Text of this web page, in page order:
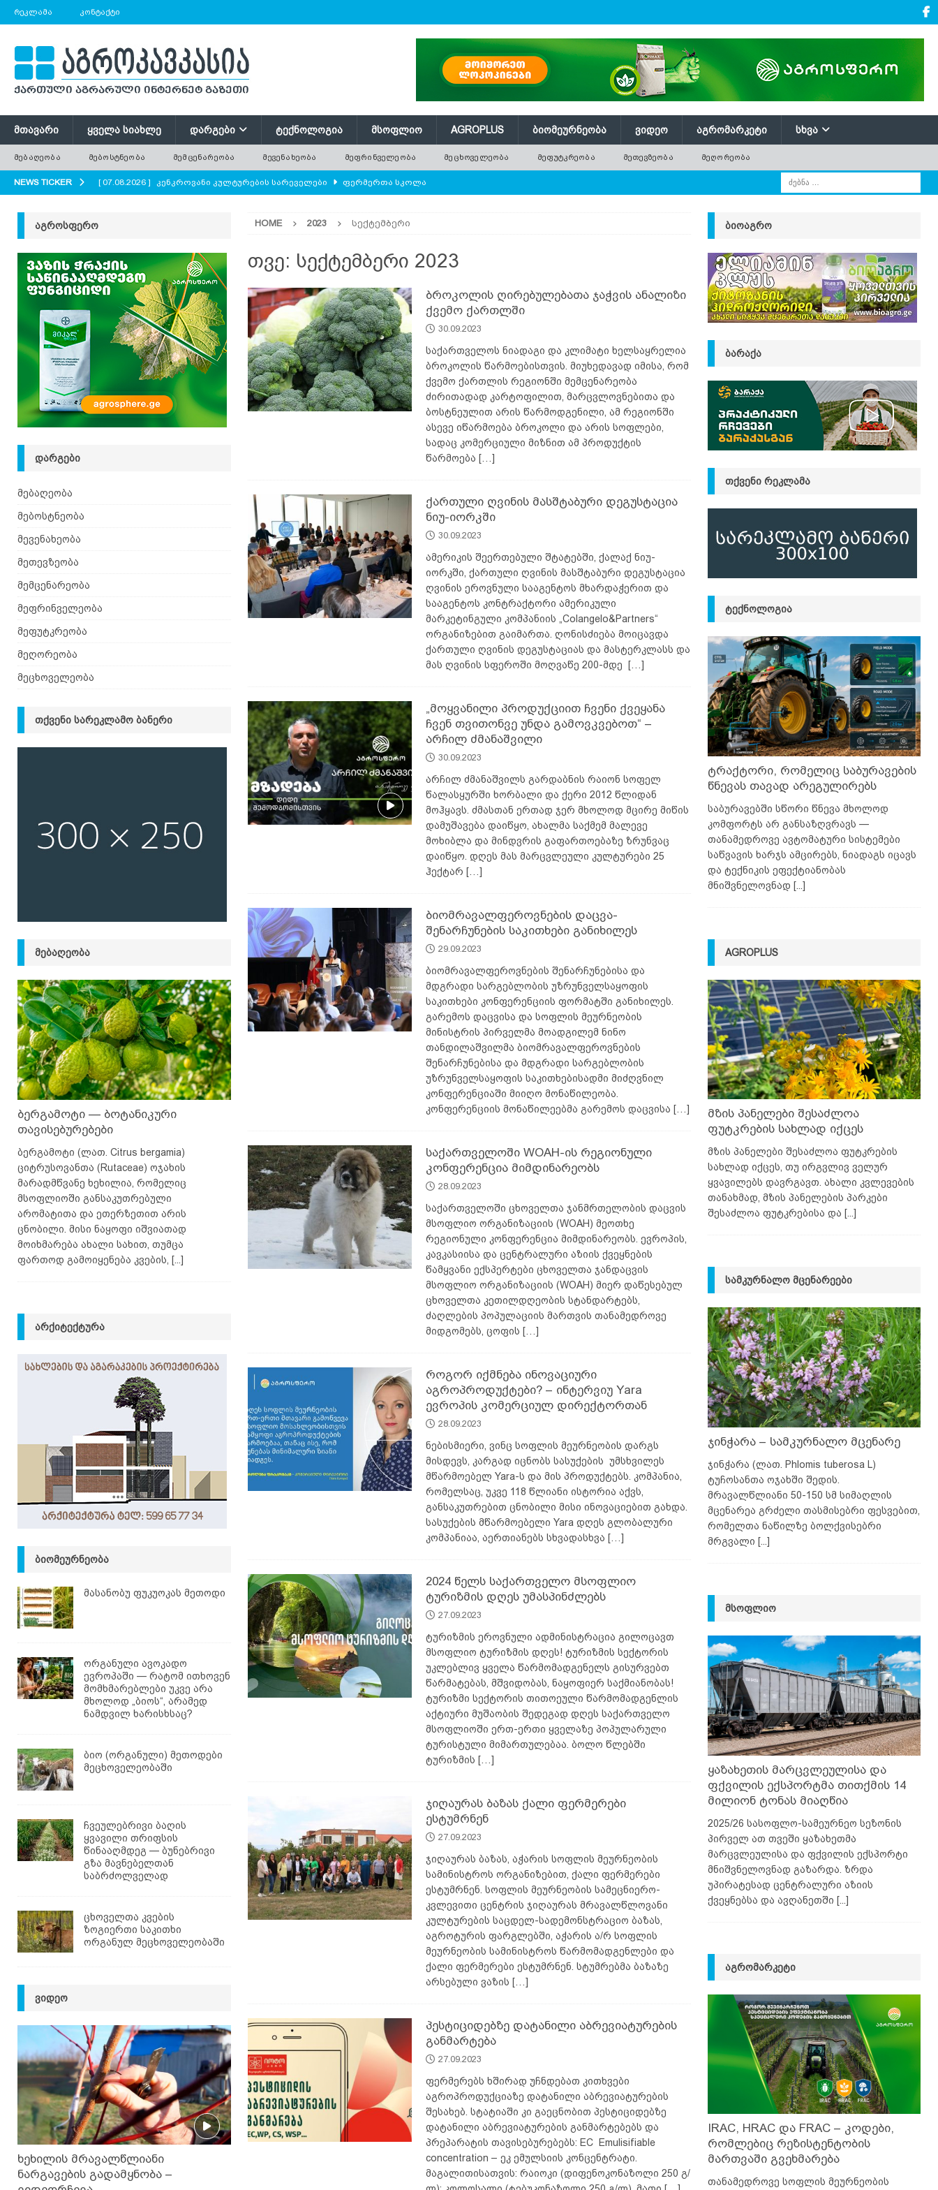
ᲠᲔᲙᲚᲐᲛᲐ ᲙᲝᲜᲢᲐᲥᲢᲘ
ᲛᲗᲐᲕᲐᲠᲘ ᲧᲕᲔᲚᲐ ᲡᲘᲐᲮᲚᲔ ᲓᲐᲠᲒᲔᲑᲘ ᲢᲔᲥᲜᲝᲚᲝᲒᲘᲐ ᲛᲡᲝᲤᲚᲘᲝ AGROPLUS ᲑᲘᲝᲛᲔᲣᲠᲜᲔᲝᲑᲐ ᲕᲘᲓᲔᲝ ᲐᲒᲠᲝᲛᲐᲠᲙᲔᲢᲘ ᲡᲮᲕᲐ
ᲛᲔᲑᲐᲦᲔᲝᲑᲐ ᲛᲔᲑᲝᲡᲢᲜᲔᲝᲑᲐ ᲛᲔᲛᲪᲔᲜᲐᲠᲔᲝᲑᲐ ᲛᲔᲕᲔᲜᲐᲮᲔᲝᲑᲐ ᲛᲔᲤᲠᲘᲜᲕᲔᲚᲔᲝᲑᲐ ᲛᲔᲪᲮᲝᲕᲔᲚᲔᲝᲑᲐ ᲛᲔᲤᲣᲢᲙᲠᲔᲝᲑᲐ ᲛᲔᲗᲔᲕᲖᲔᲝᲑᲐ ᲛᲔᲦᲝᲠᲔᲝᲑᲐ
NEWS TICKER [ 07.08.2026 ] კენკროვანი კულტურების სარეველები ᲤᲔᲠᲛᲔᲠᲗᲐ ᲡᲙᲝᲚᲐ
რატომ ტოვებენ ფერმერები მინდორში გამხმარ ხეებს?
[ 07.08.2026 ] გნოლის ბიოლოგიური თავისებურებები და პროდუქტიულობა ᲛᲔᲤᲠᲘᲜᲕᲔᲚᲔᲝᲑᲐ
[ 07.08.2026 ] პოლონეთში ხილის მოსავლის მნიშვნელოვან შემცირებას პროგნოზირებენ
HOME 2023 სექტემბერი
თვე: სექტემბერი 2023
ბროკოლის ღირებულებათა ჯაჭვის ანალიზი
ქვემო ქართლში
30.09.2023
საქართველოს ნიადაგი და კლიმატი ხელსაყრელია
ბროკოლის წარმოებისთვის. მიუხედავად იმისა, რომ
ქვემო ქართლის რეგიონში მემცენარეობა
ძირითადად კარტოფილით, მარცვლოვნებითა და
ბოსტნეულით არის წარმოდგენილი, ამ რეგიონში
ასევე იწარმოება ბროკოლი და არის სოფლები,
სადაც კომერციული მიზნით ამ პროდუქტის
წარმოება […]
ქართული ღვინის მასშტაბური დეგუსტაცია
ნიუ-იორკში
30.09.2023
ამერიკის შეერთებული შტატებში, ქალაქ ნიუ-
იორკში, ქართული ღვინის მასშტაბური დეგუსტაცია
ღვინის ეროვნული სააგენტოს მხარდაჭერით და
სააგენტოს კონტრაქტორი ამერიკული
მარკეტინგული კომპანიის „Colangelo&Partners“
ორგანიზებით გაიმართა. ღონისძიება მოიცავდა
ქართული ღვინის დეგუსტაციას და მასტერკლასს და
მას ღვინის სფეროში მოღვაწე 200-მდე
[…]
„მოყვანილი პროდუქციით ჩვენი ქვეყანა
ჩვენ თვითონვე უნდა გამოვკვებოთ“ –
არჩილ ძმანაშვილი
30.09.2023
არჩილ ძმანაშვილს გარდაბნის რაიონ სოფელ
წალასყურში ხორბალი და ქერი 2012 წლიდან
მოჰყავს. ძმასთან ერთად ჯერ მხოლოდ მცირე მიწის
დამუშავება დაიწყო, ახალმა საქმემ მალევე
მოხიბლა და მინდვრის გაფართოებაზე ზრუნვაც
დაიწყო. დღეს მას მარცვლეული კულტურები 25
ჰექტარ […]
ბიომრავალფეროვნების დაცვა-
შენარჩუნების საკითხები განიხილეს
29.09.2023
ბიომრავალფეროვნების შენარჩუნებისა და
მდგრადი სარგებლობის უზრუნველსაყოფის
საკითხები კონფერენციის ფორმატში განიხილეს.
გარემოს დაცვისა და სოფლის მეურნეობის
მინისტრის პირველმა მოადგილემ ნინო
თანდილაშვილმა ბიომრავალფეროვნების
შენარჩუნებისა და მდგრადი სარგებლობის
უზრუნველსაყოფის საკითხებისადმი მიძღვნილ
კონფერენციაში მიიღო მონაწილეობა.
კონფერენციის მონაწილეებმა გარემოს დაცვისა […]
საქართველოში WOAH-ის რეგიონული
კონფერენცია მიმდინარეობს
28.09.2023
საქართველოში ცხოველთა ჯანმრთელობის დაცვის
მსოფლიო ორგანიზაციის (WOAH) მეოთხე
რეგიონული კონფერენცია მიმდინარეობს. ევროპის,
კავკასიისა და ცენტრალური აზიის ქვეყნების
წამყვანი ექსპერტები ცხოველთა ჯანდაცვის
მსოფლიო ორგანიზაციის (WOAH) მიერ დაწესებულ
ცხოველთა კეთილდღეობის სტანდარტებს,
ძაღლების პოპულაციის მართვის თანამედროვე
მიდგომებს, ცოფის […]
როგორ იქმნება ინოვაციური
აგროპროდუქტები? – ინტერვიუ Yara
ევროპის კომერციულ დირექტორთან
28.09.2023
ნებისმიერი, ვინც სოფლის მეურნეობის დარგს
მისდევს, კარგად იცნობს სასუქების უმსხვილეს
მწარმოებელ Yara-ს და მის პროდუქტებს. კომპანია,
რომელსაც, უკვე 118 წლიანი ისტორია აქვს,
განსაკუთრებით ცნობილი მისი ინოვაციებით გახდა.
სასუქების მწარმოებელი Yara დღეს გლობალური
კომპანიაა, აერთიანებს სხვადასხვა […]
2024 წელს საქართველო მსოფლიო
ტურიზმის დღეს უმასპინძლებს
27.09.2023
ტურიზმის ეროვნული ადმინისტრაცია გილოცავთ
მსოფლიო ტურიზმის დღეს! ტურიზმის სექტორის
უკლებლივ ყველა წარმომადგენელს გისურვებთ
წარმატებას, მშვიდობას, ნაყოფიერ საქმიანობას!
ტურიზმი სექტორის თითოეული წარმომადგენლის
აქტიური მუშაობის შედეგად დღეს საქართველო
მსოფლიოში ერთ-ერთი ყველაზე პოპულარული
ტურისტული მიმართულებაა. ბოლო წლებში
ტურიზმის […]
ჯიღაურას ბაზას ქალი ფერმერები
ესტუმრნენ
27.09.2023
ჯიღაურას ბაზას, აჭარის სოფლის მეურნეობის
სამინისტროს ორგანიზებით, ქალი ფერმერები
ესტუმრნენ. სოფლის მეურნეობის სამეცნიერო-
კვლევითი ცენტრის ჯიღაურას მრავალწლოვანი
კულტურების საცდელ-სადემონსტრაციო ბაზას,
აგროტურის ფარგლებში, აჭარის ა/რ სოფლის
მეურნეობის სამინისტროს წარმომადგენლები და
ქალი ფერმერები ესტუმრნენ. სტუმრებმა ბაზაზე
არსებული ვაზის […]
პესტიციდებზე დატანილი აბრევიატურების
განმარტება
27.09.2023
ფერმერებს ხშირად უჩნდებათ კითხვები
აგროპროდუქციაზე დატანილი აბრევიატურების
შესახებ. სტატიაში კი გაეცნობით პესტიციდებზე
დატანილი აბრევიატურების განმარტებებს და
პრეპარატის თავისებურებებს: EC Emulisifiable
concentration – ეკ ემულსიის კონცენტრატი.
მაგალითისათვის: რაიოკი (დიფენოკონაზოლი 250 გ/
ᲐᲒᲠᲝᲡᲤᲔᲠᲝ
ᲓᲐᲠᲒᲔᲑᲘ
მებაღეობა
მებოსტნეობა
მევენახეობა
მეთევზეობა
მემცენარეობა
მეფრინველეობა
მეფუტკრეობა
მეღორეობა
მეცხოველეობა
ᲗᲥᲕᲔᲜᲘ ᲡᲐᲠᲔᲙᲚᲐᲛᲝ ᲑᲐᲜᲔᲠᲘ
ᲛᲔᲑᲐᲦᲔᲝᲑᲐ
ბერგამოტი — ბოტანიკური
თავისებურებები
ბერგამოტი (ლათ. Citrus bergamia)
ციტრუსოვანთა (Rutaceae) ოჯახის
მარადმწვანე ხეხილია, რომელიც
მსოფლიოში განსაკუთრებული
არომატითა და ეთერზეთით არის
ცნობილი. მისი ნაყოფი იშვიათად
მოიხმარება ახალი სახით, თუმცა
ფართოდ გამოიყენება კვების,
[...]
ᲐᲠᲥᲘᲢᲔᲥᲢᲣᲠᲐ
ᲑᲘᲝᲛᲔᲣᲠᲜᲔᲝᲑᲐ
მასანობუ ფუკუოკას მეთოდი
ორგანული ავოკადო
ევროპაში — რატომ ითხოვენ
მომხმარებლები უკვე არა
მხოლოდ „ბიოს“, არამედ
ნამდვილ ხარისხსაც?
ბიო (ორგანული) მეთოდები
მეცხოველეობაში
ჩვეულებრივი ბაღის
ყვავილი თრიფსის
წინააღმდეგ — ბუნებრივი
გზა მავნებელთან
საბრძოლველად
ცხოველთა კვების
ზოგიერთი საკითხი
ორგანულ მეცხოველეობაში
ᲕᲘᲓᲔᲝ
ხეხილის მრავალწლიანი
ნარგავების გადამყნობა –
ᲑᲘᲝᲐᲒᲠᲝ
ᲑᲐᲠᲐᲥᲐ
ᲗᲥᲕᲔᲜᲘ ᲠᲔᲙᲚᲐᲛᲐ
ᲢᲔᲥᲜᲝᲚᲝᲒᲘᲐ
ტრაქტორი, რომელიც საბურავების
წნევას თავად არეგულირებს
საბურავებში სწორი წნევა მხოლოდ
კომფორტს არ განსაზღვრავს —
თანამედროვე ავტომატური სისტემები
საწვავის ხარჯს ამცირებს, ნიადაგს იცავს
და ტექნიკის ეფექტიანობას
მნიშვნელოვნად [...]
AGROPLUS
მზის პანელები შესაძლოა
ფუტკრების სახლად იქცეს
მზის პანელები შესაძლოა ფუტკრების
სახლად იქცეს, თუ ირგვლივ ველურ
ყვავილებს დავრგავთ. ახალი კვლევების
თანახმად, მზის პანელების პარკები
შესაძლოა ფუტკრებისა და [...]
ᲡᲐᲛᲙᲣᲠᲜᲐᲚᲝ ᲛᲪᲔᲜᲐᲠᲔᲔᲑᲘ
ჯინჭარა – სამკურნალო მცენარე
ჯინჭარა (ლათ. Phlomis tuberosa L)
ტუჩოსანთა ოჯახში შედის.
მრავალწლიანი 50-150 სმ სიმაღლის
მცენარეა გრძელი თასმისებრი ფესვებით,
რომელთა ნაწილზე ბოლქვისებრი
მრგვალი [...]
ᲛᲡᲝᲤᲚᲘᲝ
ყაზახეთის მარცვლეულისა და
ფქვილის ექსპორტმა თითქმის 14
მილიონ ტონას მიაღწია
2025/26 სასოფლო-სამეურნეო სეზონის
პირველ ათ თვეში ყაზახეთმა
მარცვლეულისა და ფქვილის ექსპორტი
მნიშვნელოვნად გაზარდა. ზრდა
უპირატესად ცენტრალური აზიის
ქვეყნებსა და ავღანეთში [...]
ᲐᲒᲠᲝᲛᲐᲠᲙᲔᲢᲘ
IRAC, HRAC და FRAC – კოდები,
რომლებიც რეზისტენტობის
მართვაში გვეხმარება
თანამედროვე სოფლის მეურნეობის